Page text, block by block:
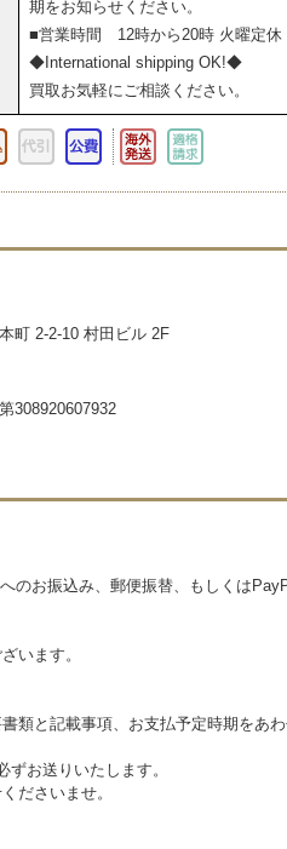
期をお知らせください。
■営業時間 12時から20時 火曜定休
◆International shipping OK!◆
買取お気軽にご相談ください。
町 2-2-10 村田ビル 2F
308920607932
のお振込み、郵便振替、もしくは
います。
類と記載事項、お支払予定時期をあわ
お送りいたします。
ださいませ。